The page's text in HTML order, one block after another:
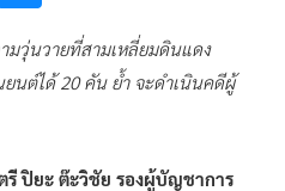
มวุ่นวายที่สามเหลี่ยมดินแดง
นต์ได้ 20 คัน ย้ำ จะดำเนินคดีผู้
รี ปิยะ ต๊ะวิชัย รองผู้บัญชาการ